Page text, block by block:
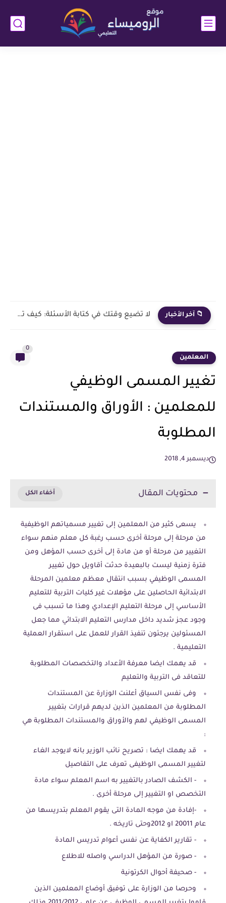
📁 آخر الأخبار لا تضيع وقتك في كتابة الأسئلة: كيف تصنع امتحانات ومذكرات...
المعلمين
0
تغيير المسمى الوظيفي
للمعلمين : الأوراق والمستندات
المطلوبة
ديسمبر 4, 2018
محتويات المقال
يسعى كثير من المعلمين إلى تغيير مسمياتهم الوظيفية
من مرحلة إلى مرحلة أخرى حسب رغبة كل معلم منهم سواء
التغيير من مرحلة أو من مادة إلى أخرى حسب المؤهل ومن
فترة زمنية ليست بالبعيدة حدثت أقاويل حول تغيير
المسمى الوظيفي بسبب انتقال معظم معلمين المرحلة
الابتدائية الحاصلين على مؤهلات غير كليات التربية للتعليم
الأساسي إلى مرحلة التعليم الإعدادي وهذا ما تسبب فى
وجود عجز شديد داخل مدارس التعليم الابتدائي مما جعل
المسئولين يرجئون تنفيذ القرار للعمل على استقرار العملية
التعليمية .
قد يهمك ايضا معرفة الأعداد والتخصصات المطلوبة
للتعاقد فى التربية والتعليم
وفى نفس السياق أعلنت الوزارة عن المستندات
المطلوبة من المعلمين الذين لديهم قرارات بتغيير
المسمى الوظيفي لهم والأوراق والمستندات المطلوبة هي
:
قد يهمك ايضا : تصريح نائب الوزير بانه لايوجد الغاء
لتغيير المسمى الوظيفى تعرف على التفاصيل
- الكشف الصادر بالتغيير به اسم المعلم سواء مادة
التخصص او التغيير إلى مرحلة أخرى .
-إفادة من موجه المادة التى يقوم المعلم بتدريسها من
عام 20011 او 2012وحتى تاريخه .
- تقارير الكفاية عن نفس أعوام تدريس المادة
- صورة من المؤهل الدراسي واصله للاطلاع
- صحيفة أحوال الكرتونية
وحرصا من الوزارة على توفيق أوضاع المعلمين الذين